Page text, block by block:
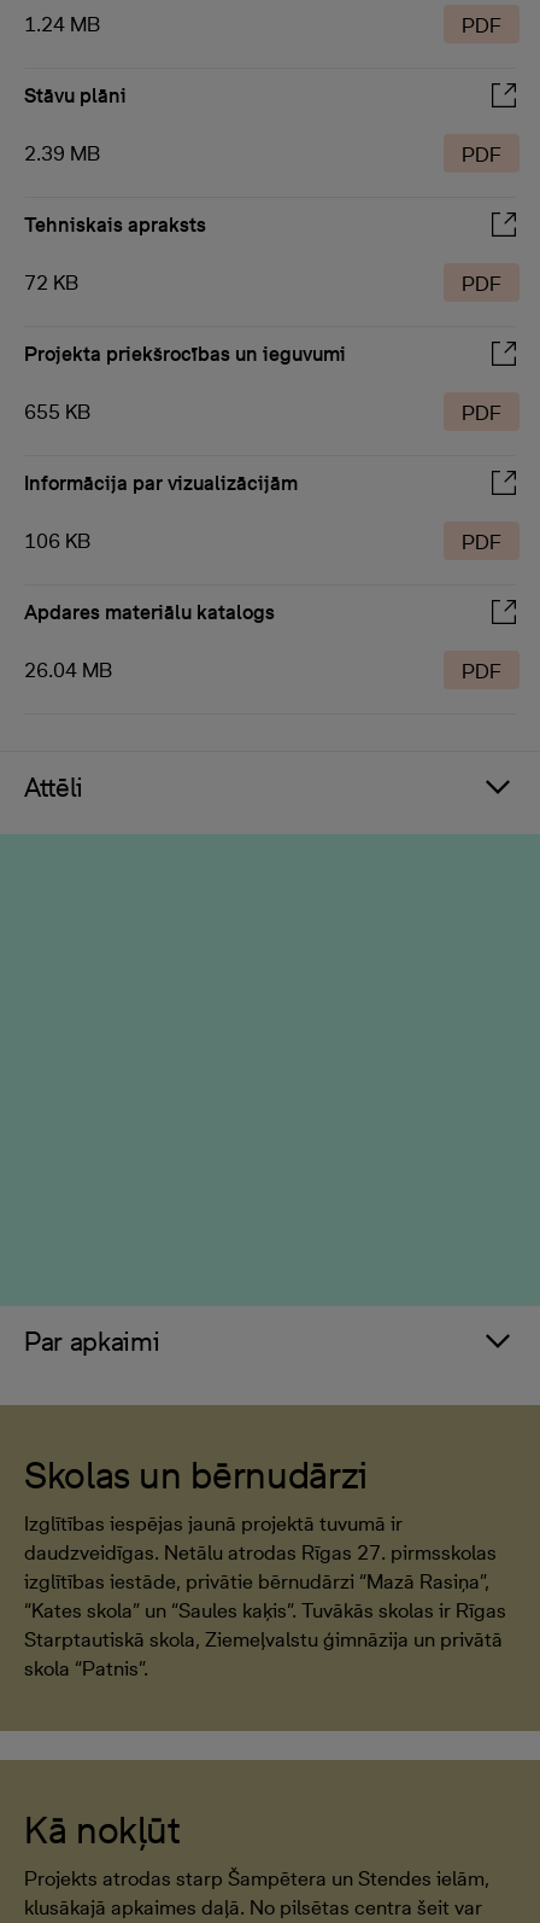
1.24 MB PDF
Stāvu plāni
2.39 MB PDF
Tehniskais apraksts
72 KB PDF
Projekta priekšrocības un ieguvumi
655 KB PDF
Informācija par vizualizācijām
106 KB PDF
Apdares materiālu katalogs
26.04 MB PDF
Attēli
Par apkaimi
Skolas un bērnudārzi
Izglītības iespējas jaunā projektā tuvumā ir
daudzveidīgas. Netālu atrodas Rīgas 27. pirmsskolas
izglītības iestāde, privātie bērnudārzi “Mazā Rasiņa”,
“Kates skola” un “Saules kaķis”. Tuvākās skolas ir Rīgas
Starptautiskā skola, Ziemeļvalstu ģimnāzija un privātā
skola “Patnis”.
Kā nokļūt
Projekts atrodas starp Šampētera un Stendes ielām,
klusākajā apkaimes daļā. No pilsētas centra šeit var